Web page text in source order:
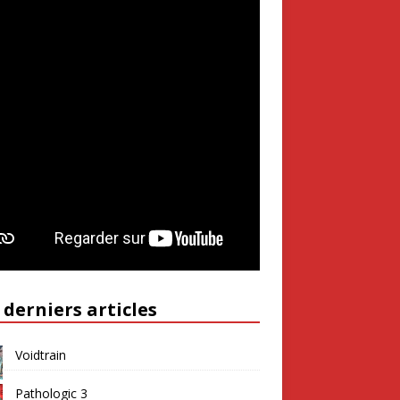
derniers articles
Voidtrain
Pathologic 3